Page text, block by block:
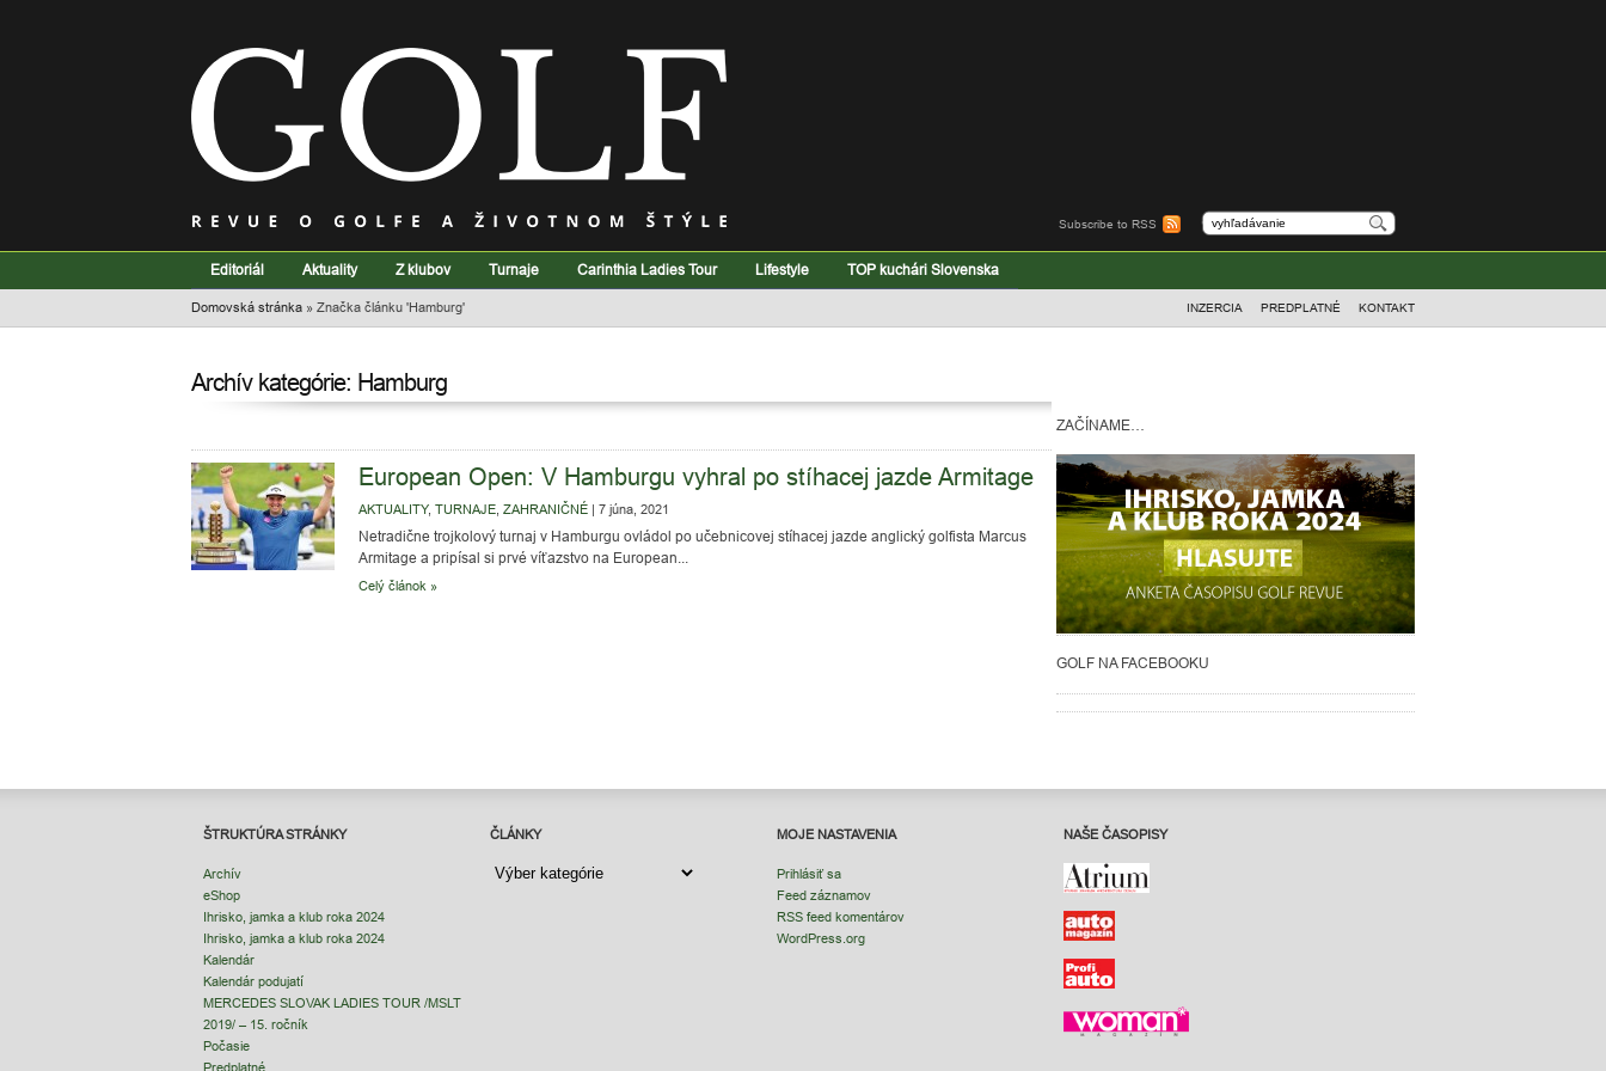
Subscribe to RSS
Editoriál Aktuality Z klubov Turnaje Carinthia Ladies Tour Lifestyle TOP kuchári Slovenska
Domovská stránka » Značka článku 'Hamburg' INZERCIA PREDPLATNÉ KONTAKT
Archív kategórie: Hamburg
European Open: V Hamburgu vyhral po stíhacej jazde Armitage
AKTUALITY, TURNAJE, ZAHRANIČNÉ | 7 júna, 2021
Netradične trojkolový turnaj v Hamburgu ovládol po učebnicovej stíhacej jazde anglický golfista Marcus
Armitage a pripísal si prvé víťazstvo na European...
Celý článok »
ZAČÍNAME…
GOLF NA FACEBOOKU
ŠTRUKTÚRA STRÁNKY
Archív
eShop
Ihrisko, jamka a klub roka 2024
Ihrisko, jamka a klub roka 2024
Kalendár
Kalendár podujatí
MERCEDES SLOVAK LADIES TOUR /MSLT
2019/ – 15. ročník
Počasie
Predplatné
ČLÁNKY
ČLÁNKY
MOJE NASTAVENIA
Prihlásiť sa
Feed záznamov
RSS feed komentárov
WordPress.org
NAŠE ČASOPISY